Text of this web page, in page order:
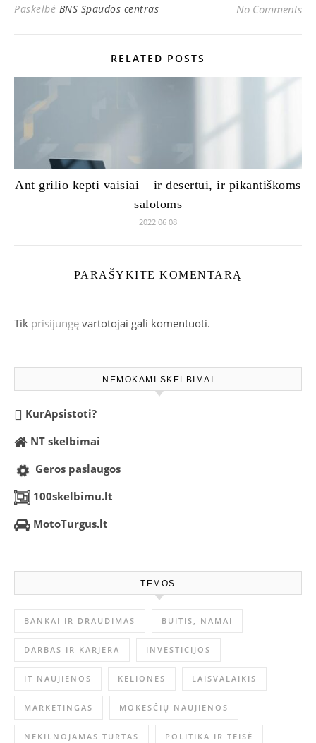
Paskelbė BNS Spaudos centras No Comments
RELATED POSTS
Ant grilio kepti vaisiai – ir desertui, ir pikantiškoms
salotoms
2022 06 08
PARAŠYKITE KOMENTARĄ
Tik prisijungę vartotojai gali komentuoti.
NEMOKAMI SKELBIMAI
KurApsistoti?
NT skelbimai
Geros paslaugos
100skelbimu.lt
MotoTurgus.lt
TEMOS
BANKAI IR DRAUDIMAS BUITIS, NAMAI
DARBAS IR KARJERA INVESTICIJOS
IT NAUJIENOS KELIONĖS LAISVALAIKIS
MARKETINGAS MOKESČIŲ NAUJIENOS
NEKILNOJAMAS TURTAS POLITIKA IR TEISĖ